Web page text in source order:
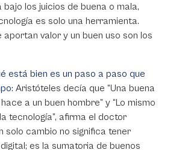
bajo los juicios de buena o mala,
es solo una herramienta.
aportan valor y un buen uso son los
está bien es un paso a paso que
Aristóteles decía que “Una buena
a un buen hombre” y “Lo mismo
tecnología”, afirma el doctor
solo cambio no significa tener
es la sumatoria de buenos